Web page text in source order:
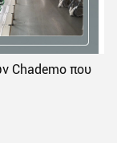
Chademo που